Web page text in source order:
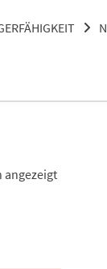
angezeigt